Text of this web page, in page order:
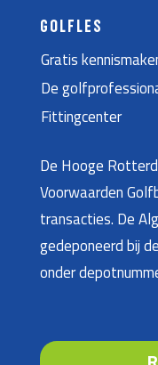
GOLFLES
Gratis
De
Fittingcenter
De Hooge
Voorwaarden
transacties. De
gedeponeerd bij
onder